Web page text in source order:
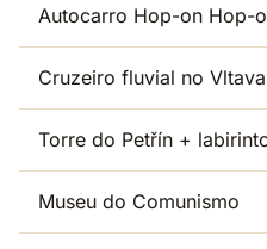
Autocarro Hop-on Hop-
Cruzeiro fluvial no
Torre do Petřín +
Museu do Comunismo